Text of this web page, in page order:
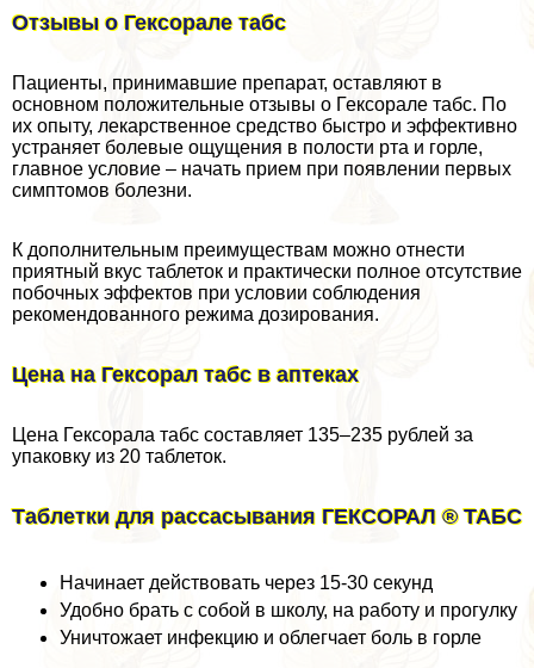
Отзывы о Гексорале табс
Пациенты, принимавшие препарат, оставляют в
основном положительные отзывы о Гексорале табс. По
их опыту, лекарственное средство быстро и эффективно
устраняет болевые ощущения в полости рта и горле,
главное условие – начать прием при появлении первых
симптомов болезни.
К дополнительным преимуществам можно отнести
приятный вкус таблеток и пpaктически полное отсутствие
побочных эффектов при условии соблюдения
рекомендованного режима дозирования.
Цена на Гексорал табс в аптеках
Цена Гексорала табс составляет 135–235 рублей за
упаковку из 20 таблеток.
Таблетки для рассасывания ГЕКСОРАЛ ® ТАБС
Начинает действовать через 15-30 секунд
Удобно брать с собой в школу, на работу и прогулку
Уничтожает инфекцию и облегчает боль в горле